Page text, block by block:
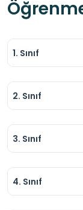
1. Sınıf
2. Sınıf
3. Sınıf
4. Sınıf